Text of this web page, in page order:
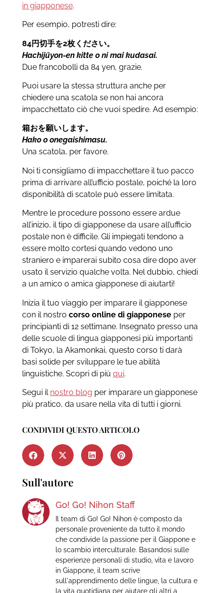
in giapponese.
Per esempio, potresti dire:
84円切手を2枚ください。
Hachijūyon-en kitte o ni mai kudasai.
Due francobolli da 84 yen, grazie.
Puoi usare la stessa struttura anche per
chiedere una scatola se non hai ancora
impacchettato ciò che vuoi spedire. Ad esempio:
箱おを願いします。
Hako o onegaishimasu.
Una scatola, per favore.
Noi ti consigliamo di impacchettare il tuo pacco
prima di arrivare all’ufficio postale, poiché la loro
disponibilità di scatole può essere limitata.
Mentre le procedure possono essere ardue
all’inizio, il tipo di giapponese da usare all’ufficio
postale non è difficile. Gli impiegati tendono a
essere molto cortesi quando vedono uno
straniero e imparerai subito cosa dire dopo aver
usato il servizio qualche volta. Nel dubbio, chiedi
a un amico o amica giapponese di aiutarti!
Inizia il tuo viaggio per imparare il giapponese
con il nostro corso online di giapponeseper
principianti di 12 settimane. Insegnato presso una
delle scuole di lingua giapponesi più importanti
di Tokyo, la Akamonkai, questo corso ti darà
basi solide per sviluppare le tue abilità
linguistiche. Scopri di più qui.
Segui il nostro blog per imparare un giapponese
più pratico, da usare nella vita di tutti i giorni.
CONDIVIDI QUESTO ARTICOLO
Sull'autore
Go! Go! Nihon Staff
Il team di Go! Go! Nihon è composto da
personale proveniente da tutto il mondo
che condivide la passione per il Giappone e
lo scambio interculturale. Basandosi sulle
esperienze personali di studio, vita e lavoro
in Giappone, il team scrive
sull'apprendimento delle lingue, la cultura e
la vita quotidiana per aiutare gli altri a